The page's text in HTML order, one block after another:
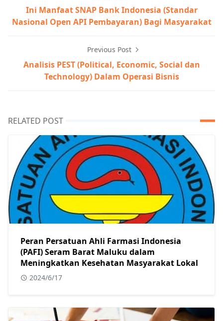
Ini Manfaat SNAP Bank Indonesia (Standar
Nasional Open API Pembayaran) Bagi Masyarakat
Previous Post
Analisis PEST (Political, Economic, Social dan
Technology) Dalam Operasi Bisnis
RELATED POST
Peran Persatuan Ahli Farmasi Indonesia
(PAFI) Seram Barat Maluku dalam
Meningkatkan Kesehatan Masyarakat Lokal
2024/6/17